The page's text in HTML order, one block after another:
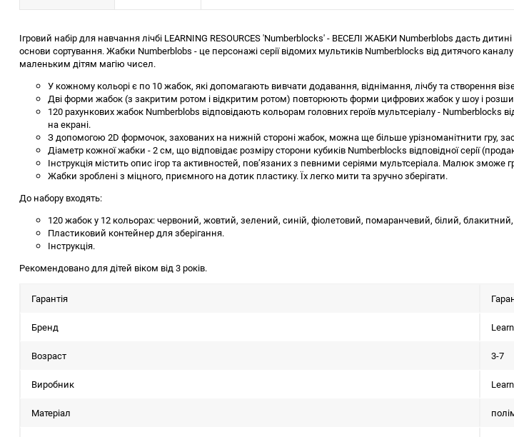
Ігровий набір для навчання лічбі LEARNING RESOURCES 'Numberblocks' - ВЕСЕЛІ ЖАБКИ Numberblobs дасть
основи сортування. Жабки Numberblobs - це персонажі серії відомих мультиків Numberblocks від дитячого
маленьким дітям магію чисел.
У кожному кольорі є по 10 жабок, які допомагають вивчати додавання, віднімання, лічбу та створення
Дві форми жабок (з закритим ротом і відкритим ротом) повторюють форми цифрових жабок у шоу і
120 рахункових жабок Numberblobs відповідають кольорам головних героїв мультсеріалу -
на екрані.
З допомогою 2D формочок, захованих на нижній стороні жабок, можна ще більше урізноманітнити гру,
Діаметр кожної жабки - 2 см, що відповідає розміру сторони кубиків Numberblocks відповідної серії
Інструкція містить опис ігор та активностей, пов’язаних з певними серіями мультсеріала. Малюк
Жабки зроблені з міцного, приємного на дотик пластику. Їх легко мити та зручно зберігати.
До набору входять:
120 жабок у 12 кольорах: червоний, жовтий, зелений, синій, фіолетовий, помаранчевий, білий, блакитний,
Пластиковий контейнер для зберігання.
Інструкція.
Рекомендовано для дітей віком від 3 років.
Гарантія
Бренд
Возраст 3-7
Виробник
Матеріал